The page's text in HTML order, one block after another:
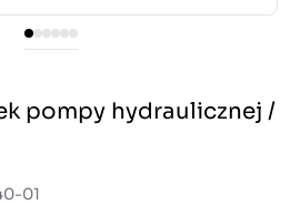
pompy hydraulicznej /
01